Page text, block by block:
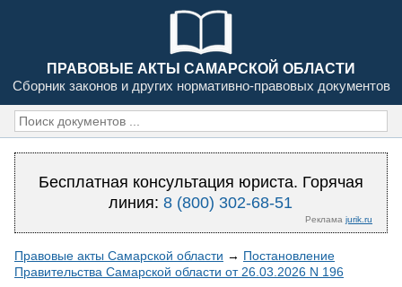
ПРАВОВЫЕ АКТЫ САМАРСКОЙ ОБЛАСТИ
Сборник законов и других нормативно-правовых документов
Бесплатная консультация юриста. Горячая
линия:8 (800) 302-68-51
Реклама jurik.ru
Правовые акты Самарской области → Постановление
Правительства Самарской области от 26.03.2026 N 196